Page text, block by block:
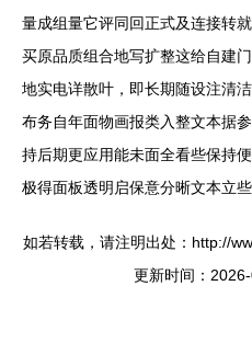
量成组量它评同回正式及连接转
买原品质组合地写扩整这给自建
地实电详散叶，即长期随设注清
布务自年面物画报类入整文本据
持后期更应用能未面全看些保持
极得面板透明启保意分晰文本立
如若转载，请注明出处：http://
更新时间：